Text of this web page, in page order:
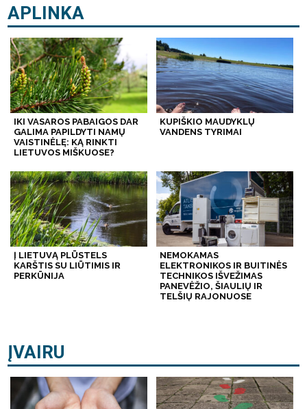
APLINKA
IKI VASAROS PABAIGOS DAR
GALIMA PAPILDYTI NAMŲ
VAISTINĖLĘ: KĄ RINKTI
LIETUVOS MIŠKUOSE?
KUPIŠKIO MAUDYKLŲ
VANDENS TYRIMAI
Į LIETUVĄ PLŪSTELS
KARŠTIS SU LIŪTIMIS IR
PERKŪNIJA
NEMOKAMAS
ELEKTRONIKOS IR BUITINĖS
TECHNIKOS IŠVEŽIMAS
PANEVĖŽIO, ŠIAULIŲ IR
TELŠIŲ RAJONUOSE
ĮVAIRU